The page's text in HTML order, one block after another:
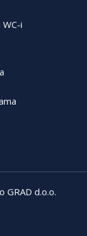
i
d.o.o.